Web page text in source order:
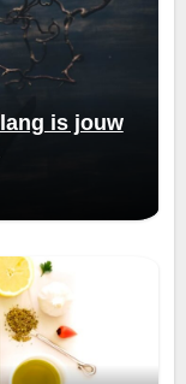
is jouw